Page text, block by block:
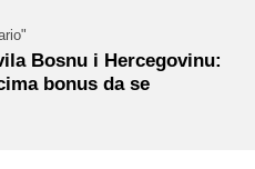
Bosnu i Hercegovinu:
bonus da se